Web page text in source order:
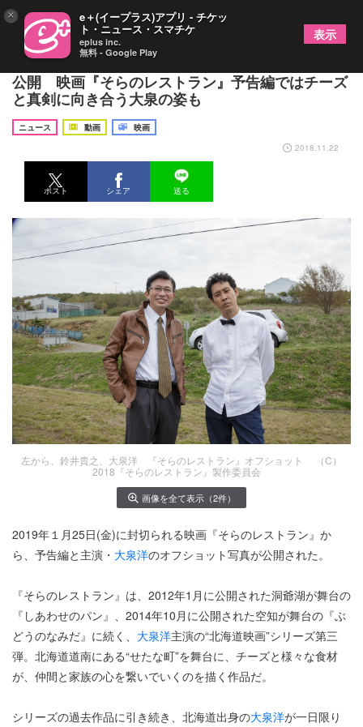
大泉洋と“ミスター”鈴井貴之の撮影オフショットを
公開 映画『そらのレストラン』予告編ではチーズ
と真剣に向き合う大泉の姿も
ニュース 動画
映画
2018.11.22
ポスト シェア 送る
左から、鈴井貴之、大泉洋 『そらのレストラン』オフショット （C）
2018『そらのレストラン』製作委員会
画像を全て表示（2件）
2019年１月25日(金)に封切られる映画『そらのレストラン』か
ら、予告編と主演・ 大泉洋のオフショット写真が公開された。
『そらのレストラン』は、2012年1月に公開された洞爺湖が舞台の
『しあわせのパン』、2014年10月に公開された空知が舞台の『ぶ
どうのなみだ』に続く、 大泉洋主演の“北海道映画”シリーズ第三
弾。北海道道南にある“せたな町”を舞台に、チーズと様々な食材
が、仲間と家族の心を繋いでいくのを描く作品だ。
シリーズの過去作品に引き続き、北海道出身の大泉洋が一日限り
× e＋(イープラス)アプリ - チケッ
ト・ニュース・スマチケ
eplus inc.
無料 - Google Play
表示